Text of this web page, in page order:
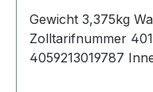
Gewicht 3,375kg
Zolltarifnummer
4059213019787